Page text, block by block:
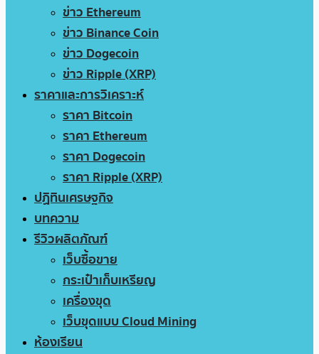
ข่าว Ethereum
ข่าว Binance Coin
ข่าว Dogecoin
ข่าว Ripple (XRP)
ราคาและการวิเคราะห์
ราคา Bitcoin
ราคา Ethereum
ราคา Dogecoin
ราคา Ripple (XRP)
ปฏิทินเศรษฐกิจ
บทความ
รีวิวผลิตภัณฑ์
เว็บซื้อขาย
กระเป๋าเก็บเหรียญ
เครื่องขุด
เว็บขุดแบบ Cloud Mining
ห้องเรียน